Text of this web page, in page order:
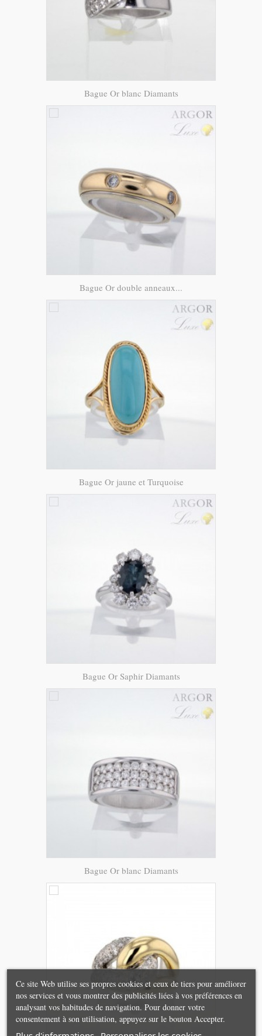
Bague Or blanc Diamants
Bague Or double anneaux...
Bague Or jaune et Turquoise
Bague Or Saphir Diamants
Bague Or blanc Diamants
Ce site Web utilise ses propres cookies et ceux de tiers pour améliorer
nos services et vous montrer des publicités liées à vos préférences en
analysant vos habitudes de navigation. Pour donner votre
consentement à son utilisation, appuyez sur le bouton Accepter.